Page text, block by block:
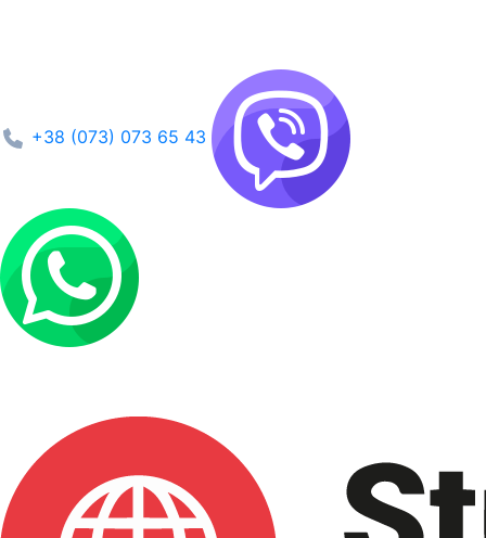
+38 (073) 073 65 43